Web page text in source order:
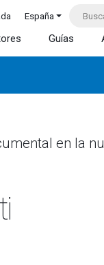
España
Guías
en la